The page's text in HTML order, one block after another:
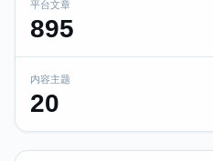
平台文章
895
内容主题
20